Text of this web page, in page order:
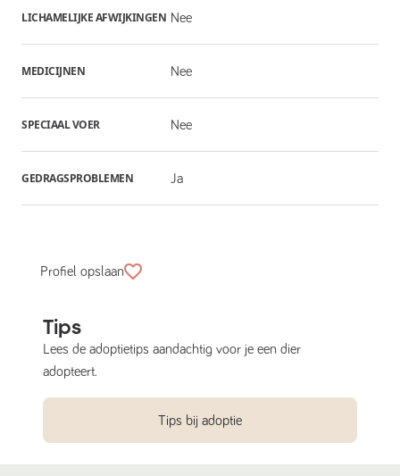
LICHAMELIJKE AFWIJKINGEN Nee
MEDICIJNEN Nee
SPECIAAL VOER Nee
GEDRAGSPROBLEMEN Ja
Profiel opslaan
Tips
Lees de adoptietips aandachtig voor je een dier
adopteert.
Tips bij adoptie